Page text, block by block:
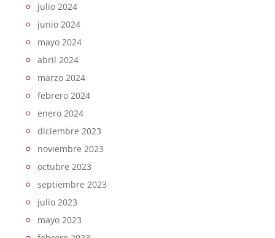
julio 2024
junio 2024
mayo 2024
abril 2024
marzo 2024
febrero 2024
enero 2024
diciembre 2023
noviembre 2023
octubre 2023
septiembre 2023
julio 2023
mayo 2023